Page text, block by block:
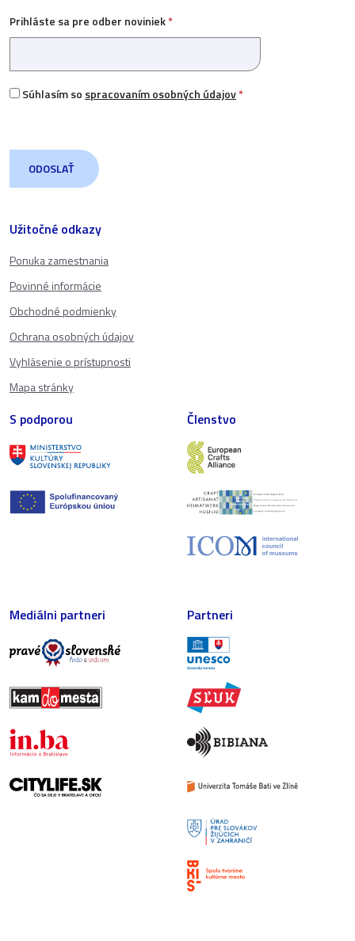
Užitočné odkazy
Ponuka zamestnania
Povinné informácie
Obchodné podmienky
Ochrana osobných údajov
Vyhlásenie o prístupnosti
Mapa stránky
Prihláste sa pre odber noviniek*
Súhlasím so spracovaním osobných údajov*
S podporou Členstvo
Mediálni partneri Partneri